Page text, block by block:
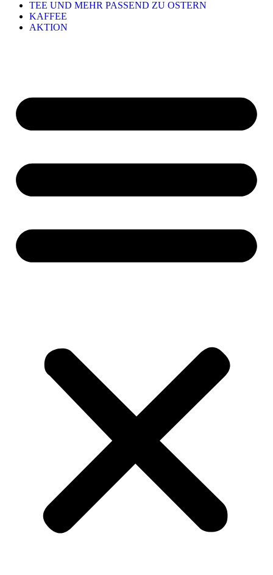
TEE UND MEHR PASSEND ZU OSTERN
KAFFEE
AKTION